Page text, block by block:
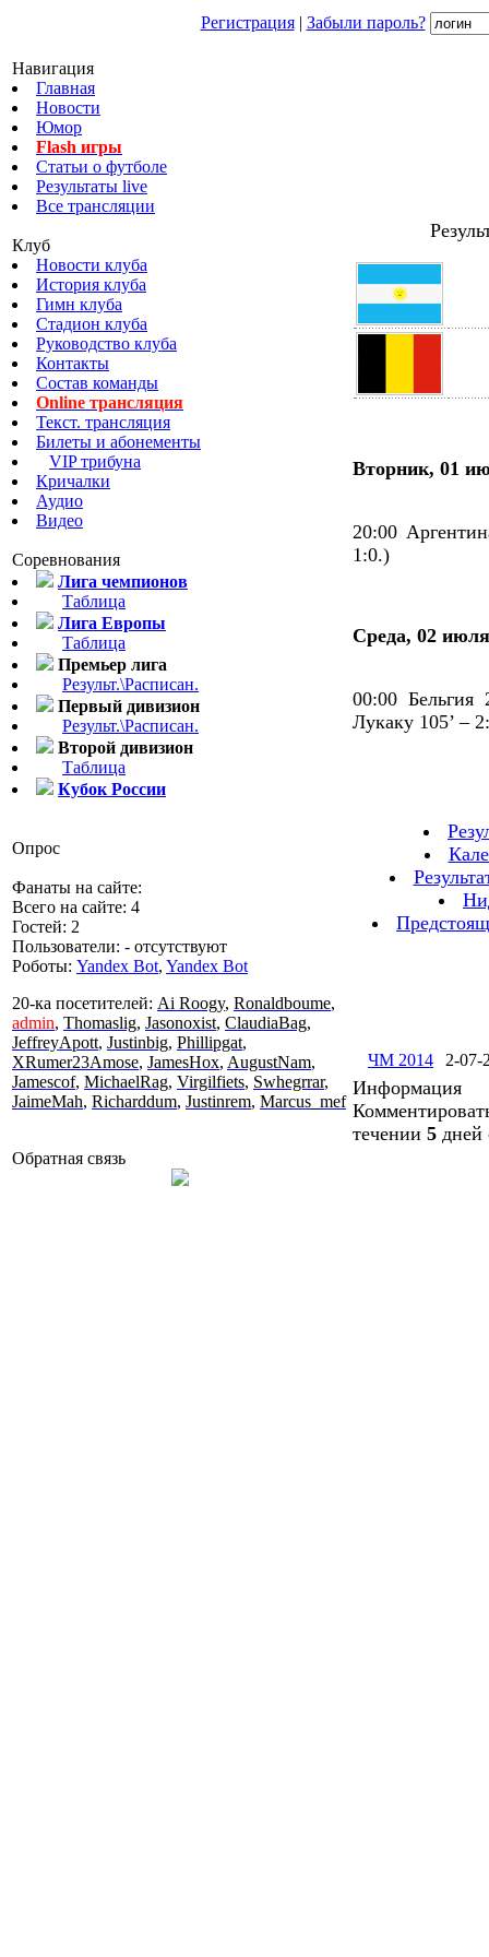
Регистрация| Забыли пароль?
Навигация
Главная
Новости
Юмор
Flash игры
Статьи о футболе
Результаты live
Все трансляции
Клуб
Новости клуба
История клуба
Гимн клуба
Стадион клуба
Руководство клуба
Контакты
Состав команды
Online трансляция
Текст. трансляция
Билеты и абонементы
VIP трибуна
Кричалки
Аудио
Видео
Соревнования
Лига чемпионов
Таблица
Лига Европы
Таблица
Премьер лига
Результ.\Расписан.
Первый дивизион
Результ.\Расписан.
Второй дивизион
Таблица
Кубок России
Опрос
Фанаты на сайте:
Всего на сайте: 4
Гостей: 2
Пользователи: - отсутствуют
Роботы: Yandex Bot, Yandex Bot
20-ка посетителей: Ai Roogy, Ronaldboume,
admin, Thomaslig, Jasonoxist, ClaudiaBag,
JeffreyApott, Justinbig, Phillipgat,
XRumer23Amose, JamesHox, AugustNam,
Jamescof, MichaelRag, Virgilfiets, Swhegrrar,
JaimeMah, Richarddum, Justinrem, Marcus_mef
Обратная связь
Вторник, 01
20:00
1:0.)
Среда, 02
00:00
Лукаку 105’ –
ЧМ 2014 2-07-
Информация
течении 5 дней